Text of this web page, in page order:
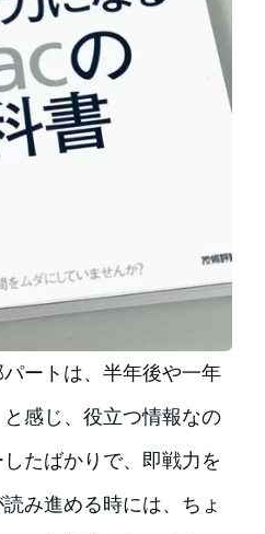
ートは、半年後や一年
感じ、役立つ情報なの
たばかりで、即戦力を
み進める時には、ちょ